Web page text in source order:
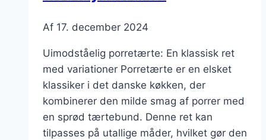
Af 17. december 2024
Uimodståelig porretærte: En klassisk ret
med variationer Porretærte er en elsket
klassiker i det danske køkken, der
kombinerer den milde smag af porrer med
en sprød tærtebund. Denne ret kan
tilpasses på utallige måder, hvilket gør den